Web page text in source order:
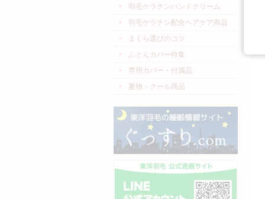
羽毛ケラチンハンドクリーム
羽毛ケラチン配合ヘアケア商品
まくら選びのコツ
ふとんカバー特集
専用カバー・付属品
夏物・クール商品